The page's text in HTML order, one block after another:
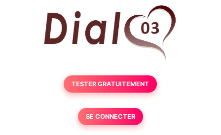
TESTER GRATUITEMENT
SE CONNECTER